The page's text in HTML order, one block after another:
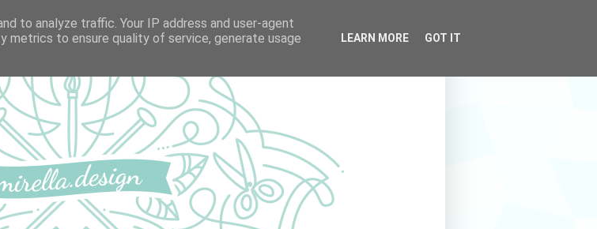
to analyze traffic. Your IP address and user-agent
metrics to ensure quality of service, generate usage
LEARN MORE GOT IT